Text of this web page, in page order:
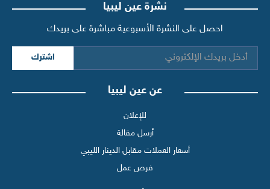
نشرة عين ليبيا
احصل على النشرة الأسبوعية مباشرة على بريدك
اشترك
عن عين ليبيا
للإعلان
أرسل مقالة
أسعار العملات مقابل الدينار الليبي
فرص عمل